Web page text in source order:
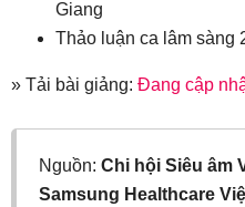
Giang
Thảo luận ca lâm sàng
» Tải bài giảng: Đang cập
Nguồn: Chi hội Siêu âm
Samsung Healthcare